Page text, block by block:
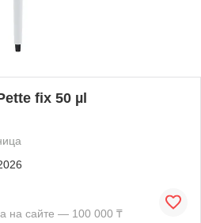
fix 50 µl
на сайте — 100 000 ₸